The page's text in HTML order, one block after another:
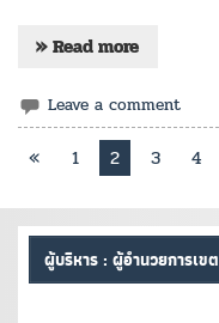
» Read more
Leave a comment
« 1 2 3 4
ผู้บริหาร : ผู้อำนวยการเขต